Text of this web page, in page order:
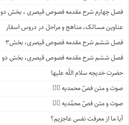
فصل چهارم شرح مقدمه فصوص قیصری ، بخش دو
عناوین مسالک، مناهج و مراحل در دروس اسفار
فصل ششم شرح مقدمه فصوص قیصری، بخش۳
فصل ششم شرح مقدمه فصوص قیصری، بخش دو
حضرت خدیجه سلام الله علیها
صوت و متن فصّ محمدیه ۴️⃣
صوت و متن فصّ محمّدیه ۳️⃣
آیا ما از معرفت نفس عاجزیم؟